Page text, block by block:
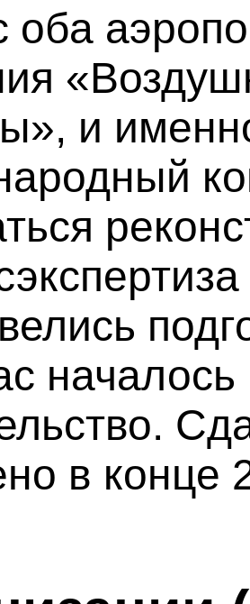
оба
и
в конце